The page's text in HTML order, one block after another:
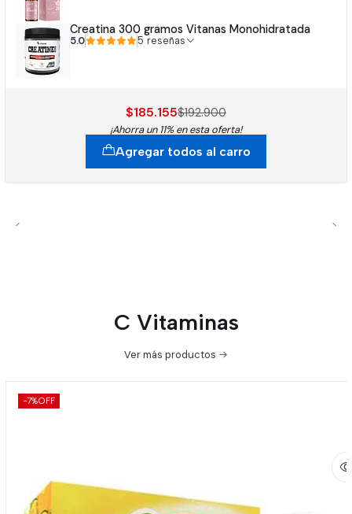
Creatina 300 gramos Vitanas Monohidratada
5.0 5 reseñas
$185.155$192.900
¡Ahorra un 11% en esta oferta!
Agregar todos al carro
C Vitaminas
Ver más productos
-7%OFF